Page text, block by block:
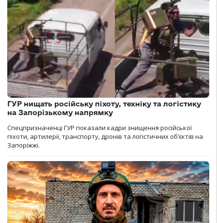
ГУР нищать російську піхоту, техніку та логістику
на Запорізькому напрямку
Спецпризначенці ГУР показали кадри знищення російської
піхоти, артилерії, транспорту, дронів та логістичних об’єктів на
Запоріжжі.